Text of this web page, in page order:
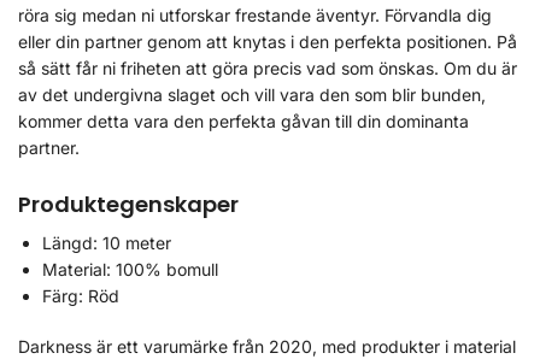
röra sig medan ni utforskar frestande äventyr. Förvandla dig
eller din partner genom att knytas i den perfekta positionen. På
så sätt får ni friheten att göra precis vad som önskas. Om du är
av det undergivna slaget och vill vara den som blir bunden,
kommer detta vara den perfekta gåvan till din dominanta
partner.
Produktegenskaper
Längd: 10 meter
Material: 100% bomull
Färg: Röd
Darkness är ett varumärke från 2020, med produkter i material